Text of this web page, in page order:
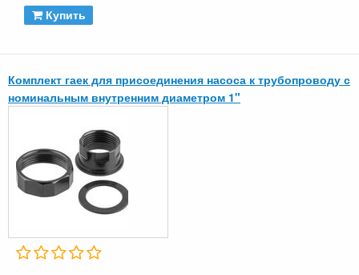
Купить
Комплект гаек для присоединения насоса к трубопроводу с
номинальным внутренним диаметром 1"